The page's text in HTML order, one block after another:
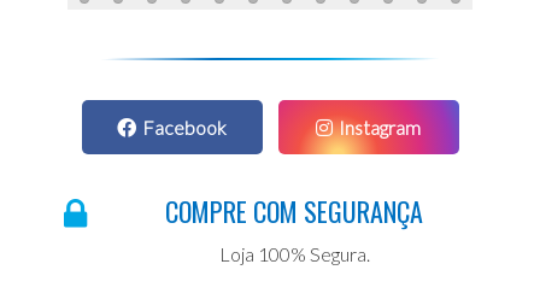
Facebook Instagram
COMPRE COM SEGURANÇA
Loja 100% Segura.